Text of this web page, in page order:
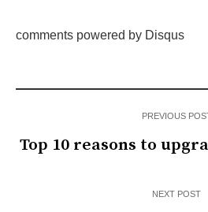
comments powered by Disqus
PREVIOUS
Top 10 reasons to
NEXT POST